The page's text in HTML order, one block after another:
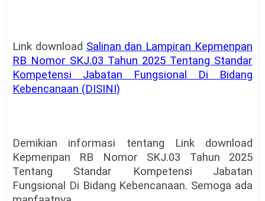
Link download Salinan dan Lampiran Kepmenpan
RB Nomor SKJ.03 Tahun 2025 Tentang Standar
Kompetensi Jabatan Fungsional Di Bidang
Kebencanaan (DISINI)
Demikian informasi tentang Link download
Kepmenpan RB Nomor SKJ.03 Tahun 2025
Tentang Standar Kompetensi Jabatan
Fungsional Di Bidang Kebencanaan. Semoga ada